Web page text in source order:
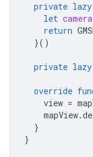
private lazy
let camera
return
}()
private lazy
override
view =
mapView.
}
}